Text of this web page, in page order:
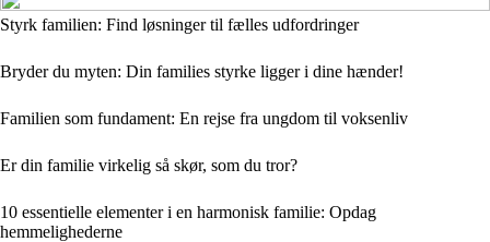
Styrk familien: Find løsninger til fælles udfordringer
Bryder du myten: Din families styrke ligger i dine hænder!
Familien som fundament: En rejse fra ungdom til voksenliv
Er din familie virkelig så skør, som du tror?
10 essentielle elementer i en harmonisk familie: Opdag
hemmelighederne